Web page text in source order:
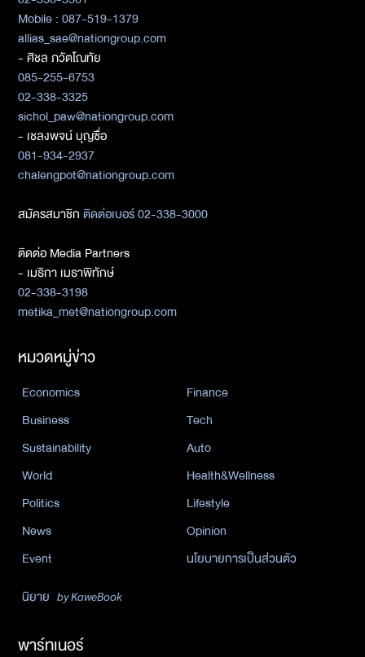
Mobile : 087-519-1379
allias_sae@nationgroup.com
- ศิชล ภวัตโณทัย
085-255-6753
02-338-3325
sichol_paw@nationgroup.com
- เชลงพจน์ บุญซื่อ
081-934-2937
chalengpot@nationgroup.com
สมัครสมาชิกติดต่อเบอร์ 02-338-3000
ติดต่อ Media Partners
- เมธิกา เมธาพิทักษ์
02-338-3198
metika_met@nationgroup.com
หมวดหมู่ข่าว
Economics
Finance
Business
Tech
Sustainability
Auto
World
Health&Wellness
Politics
Lifestyle
News
Opinion
Event
นโยบายการเป็นส่วนตัว
นิยาย by KaweBook
พาร์ทเนอร์